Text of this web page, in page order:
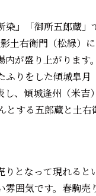
』「御所五郎蔵」
土右衛門（松緑）
が盛り上がります
りをした傾城皐月
、傾城逢州（米吉
する五郎蔵と土右
となって現れると
囲気です。春駒売